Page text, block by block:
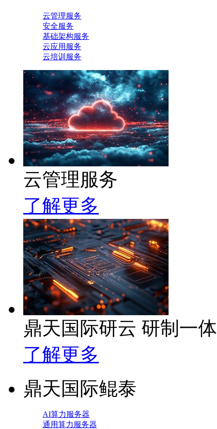
云管理服务
安全服务
基础架构服务
云应用服务
云培训服务
云管理服务
了解更多
鼎天国际研云 研制一
了解更多
鼎天国际鲲泰
AI算力服务器
通用算力服务器